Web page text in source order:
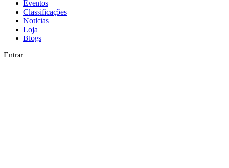
Eventos
Classificações
Notícias
Loja
Blogs
Entrar